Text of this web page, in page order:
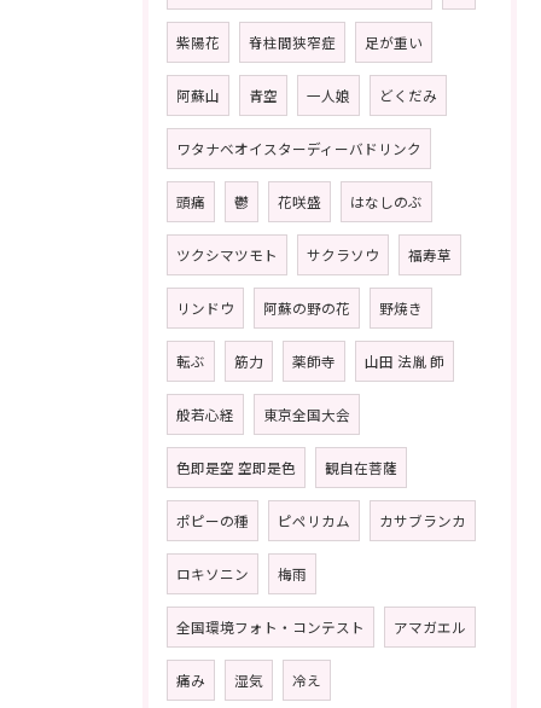
紫陽花 脊柱間狭窄症 足が重い
阿蘇山 青空 一人娘 どくだみ
ワタナベオイスターディーバドリンク
頭痛 鬱 花咲盛 はなしのぶ
ツクシマツモト サクラソウ 福寿草
リンドウ 阿蘇の野の花 野焼き
転ぶ 筋力 薬師寺 山田 法胤 師
般若心経 東京全国大会
色即是空 空即是色 観自在菩薩
ポピーの種 ピペリカム カサブランカ
ロキソニン 梅雨
全国環境フォト・コンテスト アマガエル
痛み 湿気 冷え